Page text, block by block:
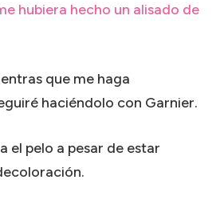
hubiera hecho un alisado de
que me haga
haciéndolo con Garnier.
el pelo a pesar de estar